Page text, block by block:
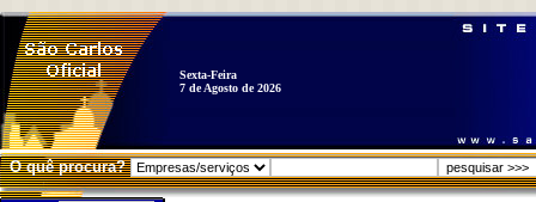
Sexta-Feira
7 de Agosto de 2026
O quê procura?